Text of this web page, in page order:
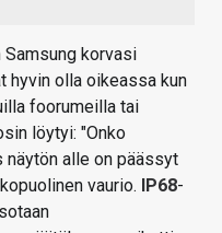
Samsung korvasi
hyvin olla oikeassa kun
foorumeilla tai
löytyi: "Onko
näytön alle on päässyt
vaurio.
IP68-